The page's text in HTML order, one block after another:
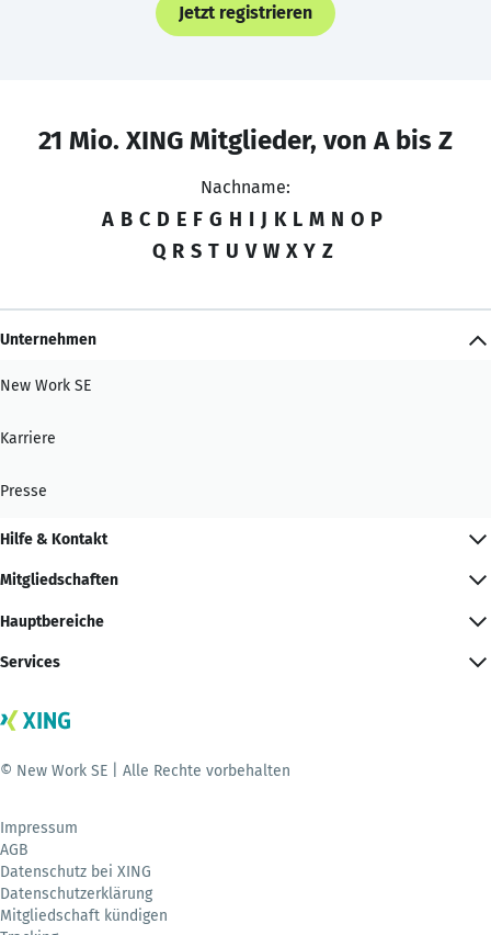
Jetzt registrieren
21 Mio. XING Mitglieder, von A bis Z
Nachname:
A B C D E F G H I J K L M N O P
Q R S T U V W X Y Z
Unternehmen
New Work SE
Karriere
Presse
Hilfe & Kontakt
Mitgliedschaften
Hauptbereiche
Services
© New Work SE | Alle Rechte vorbehalten
Impressum
AGB
Datenschutz bei XING
Datenschutzerklärung
Mitgliedschaft kündigen